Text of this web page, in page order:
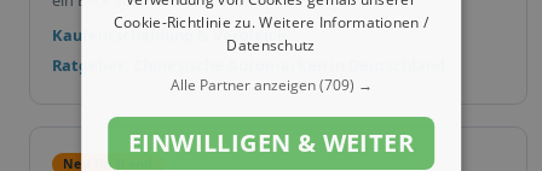
Kaufentscheidung & Vergleich
Ratgeber: Chinesische Automarken in Deutschland
Neu im Trend
Cookie-Richtlinie zu.Weitere Informationen /
Datenschutz
Alle Partner anzeigen(709) →
EINWILLIGEN & WEITER